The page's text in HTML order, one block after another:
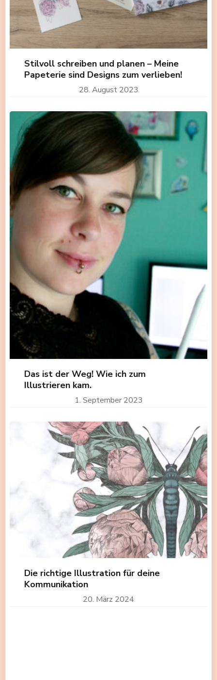
Stilvoll schreiben und planen – Meine
Papeterie sind Designs zum verlieben!
28. August 2023
Das ist der Weg! Wie ich zum
Illustrieren kam.
1. September 2023
Die richtige Illustration für deine
Kommunikation
20. März 2024